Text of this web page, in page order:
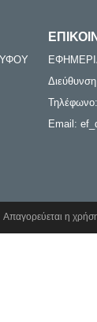
Email:
Απαγορεύεται η